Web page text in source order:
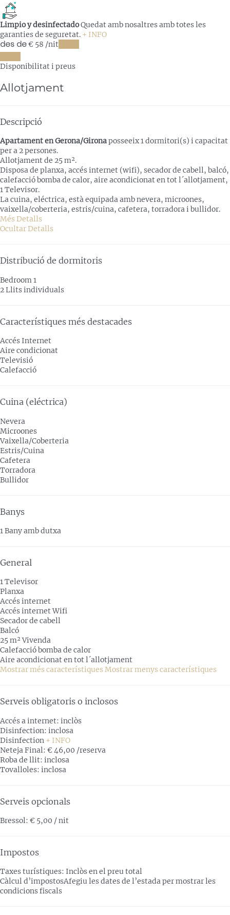
Limpio y desinfectadoQuedat amb nosaltres amb totes les
garanties de seguretat. + INFO
des de€ 58 /nit
Disponibilitat i preus
Allotjament
Descripció
Apartament en Gerona/Gironaposseeix 1 dormitori(s) i capacitat
per a 2 persones.
Allotjament de 25 m².
Disposa de planxa, accés internet (wifi), secador de cabell, balcó,
calefacció bomba de calor, aire acondicionat en tot l´allotjament,
1 Televisor.
La cuina, eléctrica, està equipada amb nevera, microones,
vaixella/coberteria, estris/cuina, cafetera, torradora i bullidor.
Més Detalls
Ocultar Detalls
Distribució de dormitoris
Bedroom 1
2 Llits individuals
Característiques més destacades
Accés Internet
Aire condicionat
Televisió
Calefacció
Cuina (eléctrica)
Nevera
Microones
Vaixella/Coberteria
Estris/Cuina
Cafetera
Torradora
Bullidor
Banys
1 Bany amb dutxa
General
1 Televisor
Planxa
Accés internet
Accés internetWifi
Secador de cabell
Balcó
25 m² Vivenda
Calefacció bomba de calor
Aire acondicionat en tot l´allotjament
Mostrar més característiques Mostrar menys característiques
Serveis obligatoris o inclosos
Accés a internet: inclòs
Disinfection: inclosa
Disinfection + INFO
Neteja Final: € 46,00 /reserva
Roba de llit: inclosa
Tovalloles: inclosa
Serveis opcionals
Bressol: € 5,00 / nit
Impostos
Taxes turístiques: Inclòs en el preu total
Càlcul d’impostosAfegiu les dates de l’estada per mostrar les
condicions fiscals